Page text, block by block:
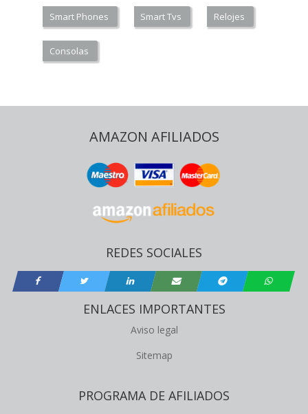
Smart Phones Smart Tvs Relojes
Consolas
AMAZON AFILIADOS
REDES SOCIALES
ENLACES IMPORTANTES
Aviso legal
Sitemap
PROGRAMA DE AFILIADOS